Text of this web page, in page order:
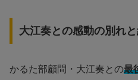
大江奏との感動の別れ
かるた部顧問・大江奏との最